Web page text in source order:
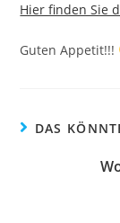
Hier finden Sie
Guten Appetit!!!
DAS